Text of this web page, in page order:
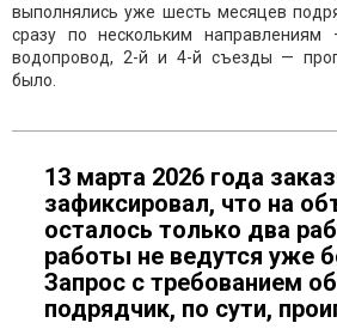
выполнялись уже шесть месяцев
сразу по нескольким
водопровод, 2-й и 4-й съезды —
было.
13 марта 2026 года
зафиксировал, что на
осталось только два
работы не ведутся уже
Запрос с требованием
подрядчик, по сути,